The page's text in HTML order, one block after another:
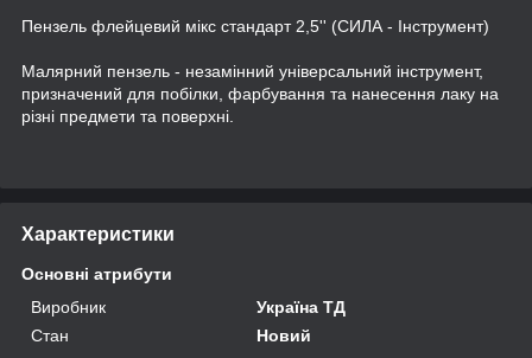
Пензель флейцевий мікс стандарт 2,5'' (СИЛА - Інструмент)
Малярний пензель - незамінний універсальний інструмент,
призначений для побілки, фарбування та нанесення лаку на
різні предмети та поверхні.
Характеристики
Основні атрибути
Виробник
Україна ТД
Стан
Новий